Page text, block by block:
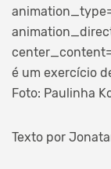
é um exercício
Foto: Paulinha
Texto por